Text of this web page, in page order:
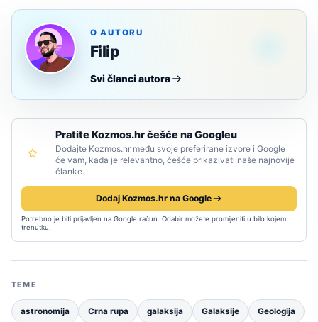
O AUTORU
Filip
Svi članci autora
Pratite Kozmos.hr češće na Googleu
Dodajte Kozmos.hr među svoje preferirane izvore i Google
će vam, kada je relevantno, češće prikazivati naše najnovije
članke.
Dodaj Kozmos.hr na Google
Potrebno je biti prijavljen na Google račun. Odabir možete promijeniti u bilo kojem
trenutku.
TEME
astronomija Crna rupa galaksija Galaksije Geologija